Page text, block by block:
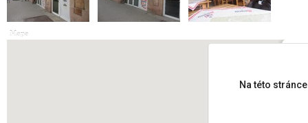
Mapa
Na této